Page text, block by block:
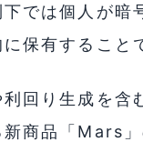
では個人が暗
保有すること
利回り生成を
商品「Mars